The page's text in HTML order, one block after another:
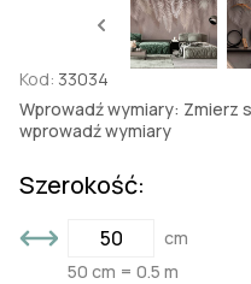
Kod: 33034
Wprowadź wymiary: Zmierz
wprowadź wymiary
Szerokość:
cm
50 cm = 0.5 m